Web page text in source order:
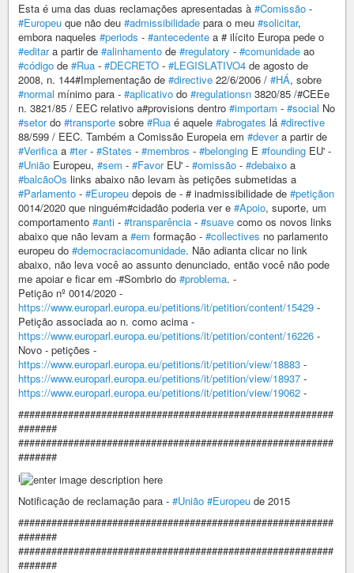
Esta é uma das duas reclamações apresentadas à #Comissão -
#Europeu que não deu #admissibilidade para o meu #solicitar,
embora naqueles #periods - #antecedente a # ilícito Europa pede o
#editara partir de #alinhamento de #regulatory - #comunidade ao
#código de #Rua - #DECRETO - #LEGISLATIVO4 de agosto de
2008, n. 144#Implementação de #directive 22/6/2006 / #HÁ, sobre
#normal mínimo para - #aplicativo do #regulationsn 3820/85 /#CEEe
n. 3821/85 / EEC relativo a#provisions dentro #importam - #social No
#setordo #transporte sobre #Rua é aquele #abrogates lá #directive
88/599 / EEC. Também a Comissão Europeia em #devera partir de
#Verifica a #ter- #States - #membros - #belonging E #founding EU' -
#União Europeu, #sem - #FavorEU' - #omissão - #debaixo a
#balcãoOs links abaixo não levam às petições submetidas a
#Parlamento - #Europeu depois de - # inadmissibilidade de #petiçãon
0014/2020 que ninguém#cidadão poderia ver e #Apoio, suporte, um
comportamento #anti - #transparência - #suave como os novos links
abaixo que não levam a #em formação - #collectives no parlamento
europeu do #democraciacomunidade. Não adianta clicar no link
abaixo, não leva você ao assunto denunciado, então você não pode
me apoiar e ficar em -#Sombrio do #problema. -
Petição nº 0014/2020 -
https://www.europarl.europa.eu/petitions/it/petition/content/15429 -
Petição associada ao n. como acima -
https://www.europarl.europa.eu/petitions/it/petition/content/16226 -
Novo - petições -
https://www.europarl.europa.eu/petitions/it/petition/view/18883 -
https://www.europarl.europa.eu/petitions/it/petition/view/18937 -
https://www.europarl.europa.eu/petitions/it/petition/view/19062 -
#########################################################
#######
#########################################################
#######
i
Notificação de reclamação para - #União #Europeu de 2015
#########################################################
#######
#########################################################
#######